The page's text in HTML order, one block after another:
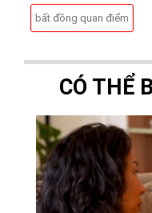
bất đồng quan điểm
CÓ THỂ